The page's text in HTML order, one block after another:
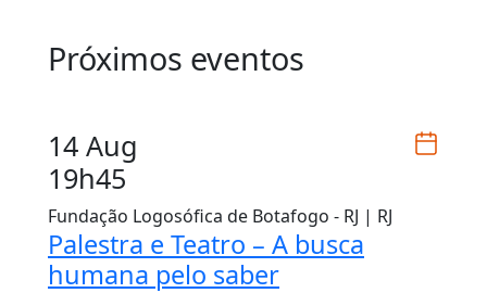
Próximos eventos
14 Aug
19h45
Fundação Logosófica de Botafogo - RJ | RJ
Palestra e Teatro – A busca
humana pelo saber